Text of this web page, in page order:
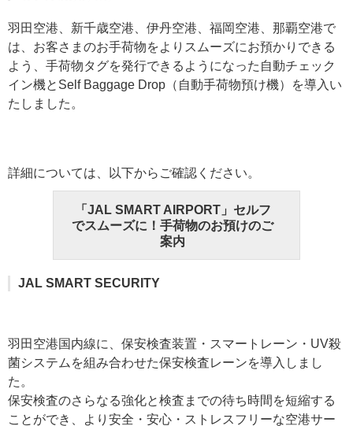
羽田空港、新千歳空港、伊丹空港、福岡空港、那覇空港で
は、お客さまのお手荷物をよりスムーズにお預かりできる
よう、手荷物タグを発行できるようになった自動チェック
イン機とSelf Baggage Drop（自動手荷物預け機）を導入い
たしました。
詳細については、以下からご確認ください。
「JAL SMART AIRPORT」セルフ
でスムーズに！手荷物のお預けのご
案内
JAL SMART SECURITY
羽田空港国内線に、保安検査装置・スマートレーン・UV殺
菌システムを組み合わせた保安検査レーンを導入しまし
た。
保安検査のさらなる強化と検査までの待ち時間を短縮する
ことができ、より安全・安心・ストレスフリーな空港サー